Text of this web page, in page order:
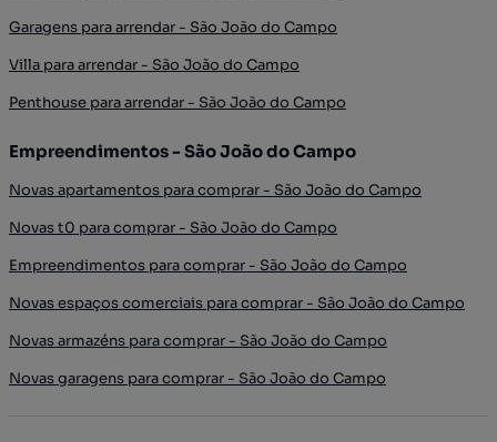
Garagens para arrendar - São João do Campo
Villa para arrendar - São João do Campo
Penthouse para arrendar - São João do Campo
Empreendimentos - São João do Campo
Novas apartamentos para comprar - São João do Campo
Novas t0 para comprar - São João do Campo
Empreendimentos para comprar - São João do Campo
Novas espaços comerciais para comprar - São João do Campo
Novas armazéns para comprar - São João do Campo
Novas garagens para comprar - São João do Campo